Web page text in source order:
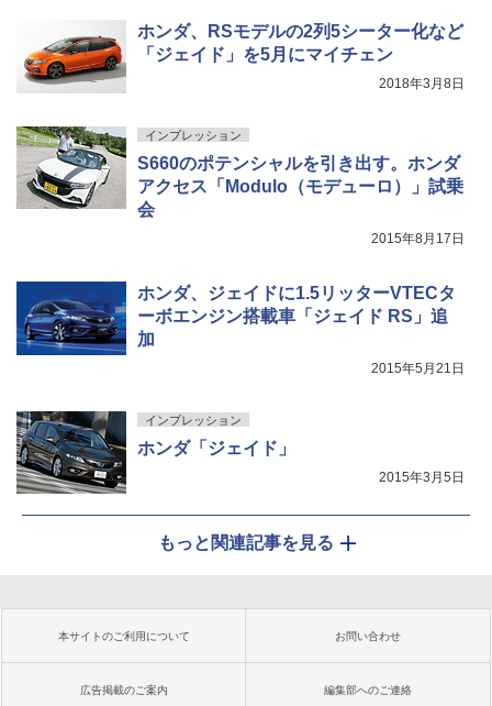
ホンダ、RSモデルの2列5シーター化など
「ジェイド」を5月にマイチェン
2018年3月8日
インプレッション
S660のポテンシャルを引き出す。ホンダ
アクセス「Modulo（モデューロ）」試乗
会
2015年8月17日
ホンダ、ジェイドに1.5リッターVTECタ
ーボエンジン搭載車「ジェイド RS」追
加
2015年5月21日
インプレッション
ホンダ「ジェイド」
2015年3月5日
もっと関連記事を見る
本サイトのご利用について お問い合わせ
広告掲載のご案内 編集部へのご連絡